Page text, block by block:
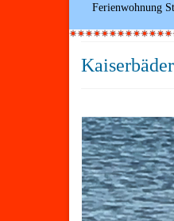
Ferienwohnung